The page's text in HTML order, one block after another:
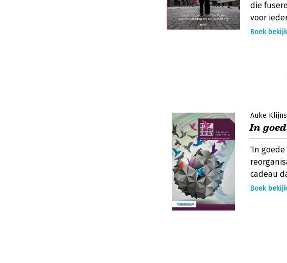
die
voor
Boek
Auke
In
'In
cadeau
Boek